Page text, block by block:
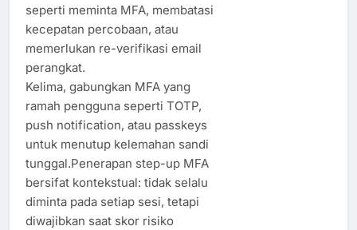
seperti meminta MFA, membatasi
kecepatan percobaan, atau
memerlukan re-verifikasi email
perangkat.
Kelima, gabungkan MFA yang
ramah pengguna seperti TOTP,
push notification, atau passkeys
untuk menutup kelemahan sandi
tunggal.Penerapan step-up MFA
bersifat kontekstual: tidak selalu
diminta pada setiap sesi, tetapi
diwajibkan saat skor risiko